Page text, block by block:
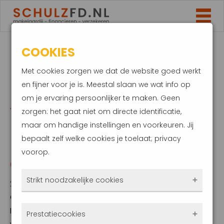
DELA WIL
NOODLIJDEND
YARDEN OVERNEMEN:
DIT ZIJN DE
GEVOLGEN
28 oktober 2019
Coöperatie Dela wil Yarden overnemen.
Hiermee komt een einde aan de onzekerheid
COOKIES
Met cookies zorgen we dat de website goed werkt
en fijner voor je is. Meestal slaan we wat info op
om je ervaring persoonlijker te maken. Geen
zorgen: het gaat niet om directe identificatie,
maar om handige instellingen en voorkeuren. Jij
bepaalt zelf welke cookies je toelaat; privacy
voorop.
Strikt noodzakelijke cookies
Prestatiecookies